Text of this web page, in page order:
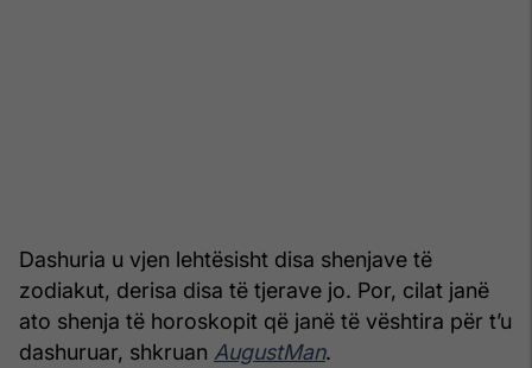
Dashuria u vjen lehtësisht disa shenjave të
zodiakut, derisa disa të tjerave jo. Por, cilat janë
ato shenja të horoskopit që janë të vështira për t’u
dashuruar, shkruan AugustMan.